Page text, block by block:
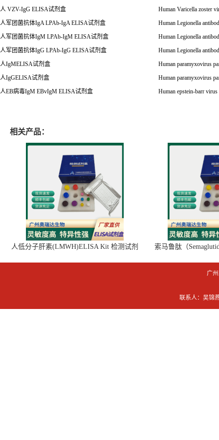
人 VZV-IgG ELISA试剂盒
Human Varicella zoster
人军团菌抗体IgA LPAb-IgA ELISA试剂盒
Human Legionella
人军团菌抗体IgM LPAb-IgM ELISA试剂盒
Human Legionella
人军团菌抗体IgG LPAb-IgG ELISA试剂盒
Human Legionella
人IgMELISA试剂盒
Human paramyxovirus
人IgGELISA试剂盒
Human paramyxovirus
人EB病毒IgM EBvIgM ELISA试剂盒 Human epstein-barr
相关产品：
人低分子肝素(LMWH)ELISA Kit 检测试剂
索马鲁肽（
广
联系人：吴锦